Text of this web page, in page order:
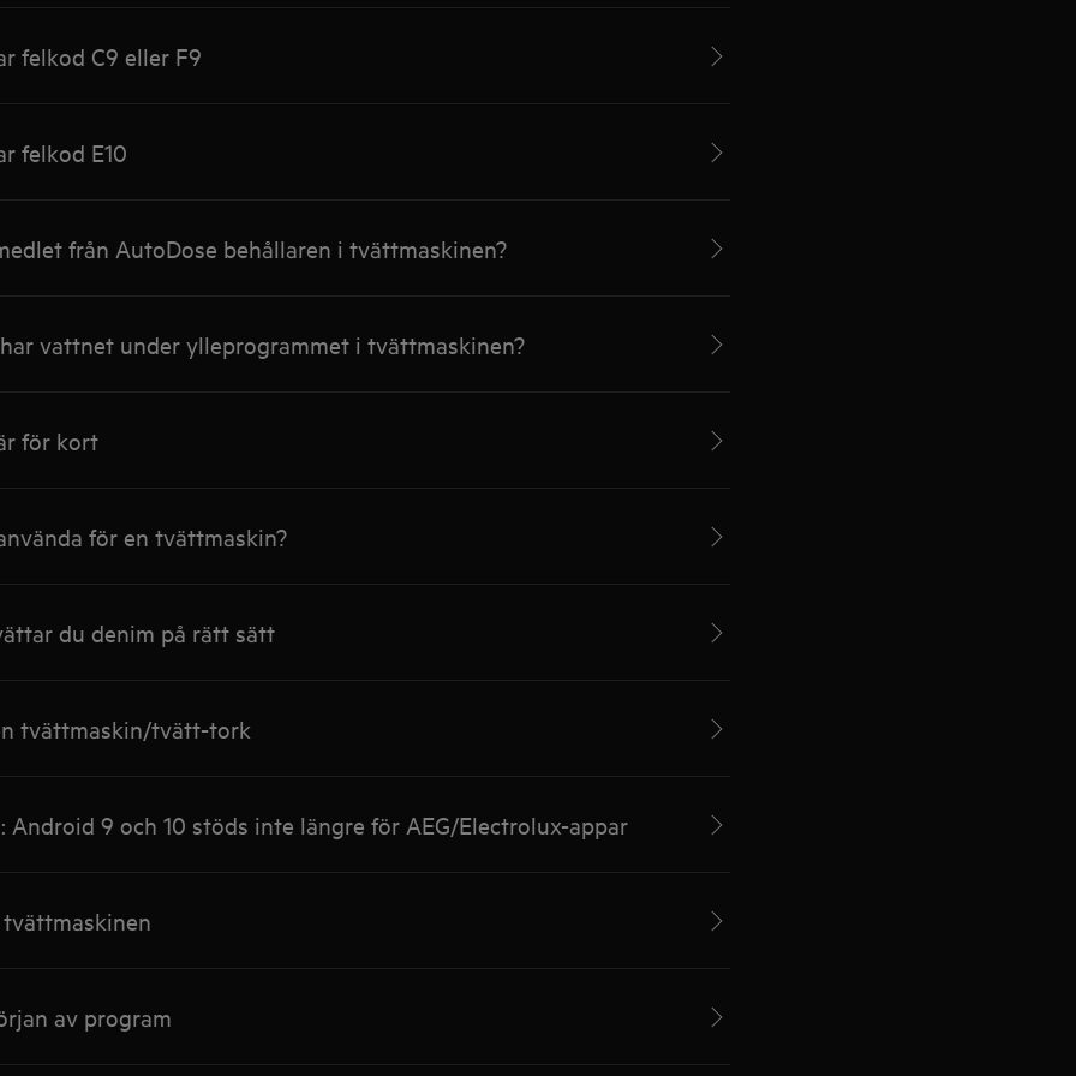
felkod C9 eller F9
felkod E10
från AutoDose behållaren i tvättmaskinen?
vattnet under ylleprogrammet i tvättmaskinen?
för kort
för en tvättmaskin?
du denim på rätt sätt
tvättmaskin/tvätt-tork
9 och 10 stöds inte längre för AEG/Electrolux-appar
av program